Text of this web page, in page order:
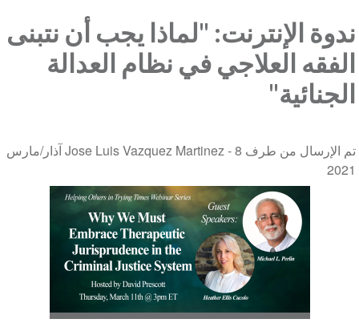
ندوة الإنترنت: "لماذا يجب أن نتبنى
الفقه العلاجي في نظام العدالة
الجنائية"
تم الإرسال من طرف Jose Luis Vazquez Martinez -
8 آذار/مارس
2021